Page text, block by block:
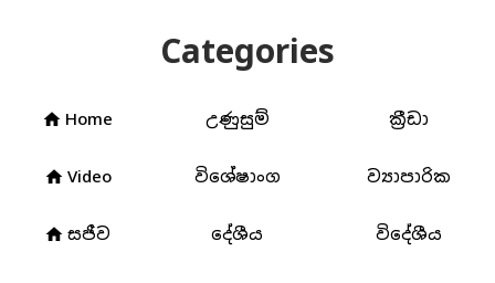
Categories
home Home උණුසුම් ක්‍රීඩා
home Video විශේෂාංග ව්‍යාපාරික
home සජීව දේශීය විදේශීය